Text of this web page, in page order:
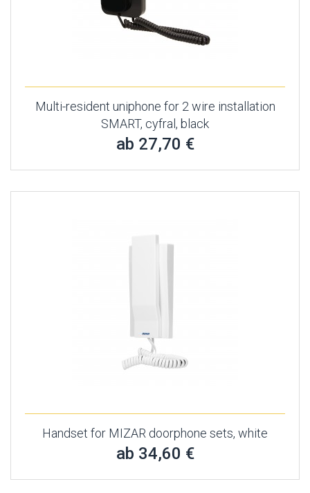
Multi-resident uniphone for 2 wire installation
SMART, cyfral, black
ab 27,70 €
Handset for MIZAR doorphone sets, white
ab 34,60 €